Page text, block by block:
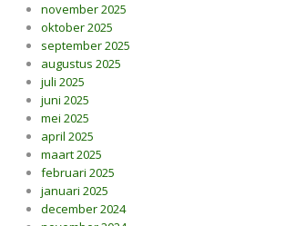
november 2025
oktober 2025
september 2025
augustus 2025
juli 2025
juni 2025
mei 2025
april 2025
maart 2025
februari 2025
januari 2025
december 2024